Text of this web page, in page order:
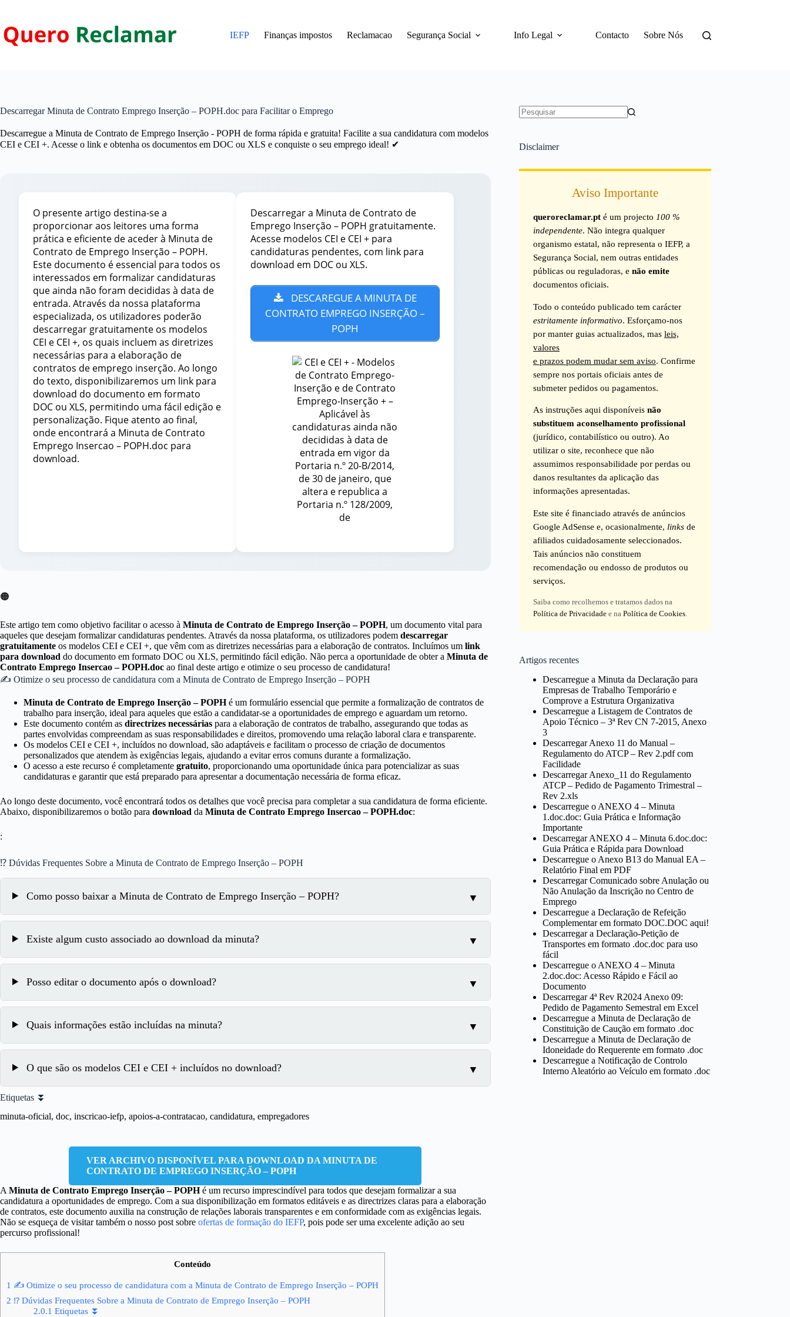
conteúdo
IEFP Finanças impostos Reclamacao Segurança Social Info Legal Contacto Sobre Nós
Descarregar Minuta de Contrato Emprego Inserção – POPH.doc para Facilitar o Emprego
Descarregue a Minuta de Contrato de Emprego Inserção - POPH de forma rápida e gratuita! Facilite a sua candidatura com modelos
CEI e CEI +. Acesse o link e obtenha os documentos em DOC ou XLS e conquiste o seu emprego ideal! ✔
O presente artigo destina-se a
proporcionar aos leitores uma forma
prática e eficiente de aceder à Minuta de
Contrato de Emprego Inserção – POPH.
Este documento é essencial para todos os
interessados em formalizar candidaturas
que ainda não foram decididas à data de
entrada. Através da nossa plataforma
especializada, os utilizadores poderão
descarregar gratuitamente os modelos
CEI e CEI +, os quais incluem as diretrizes
necessárias para a elaboração de
contratos de emprego inserção. Ao longo
do texto, disponibilizaremos um link para
download do documento em formato
DOC ou XLS, permitindo uma fácil edição e
personalização. Fique atento ao final,
onde encontrará a Minuta de Contrato
Emprego Insercao – POPH.doc para
download.
Descarregar a Minuta de Contrato de
Emprego Inserção – POPH gratuitamente.
Acesse modelos CEI e CEI + para
candidaturas pendentes, com link para
download em DOC ou XLS.
DESCAREGUE A MINUTA DE
CONTRATO EMPREGO INSERÇÃO –
POPH
🟠
Este artigo tem como objetivo facilitar o acesso à Minuta de Contrato de Emprego Inserção – POPH, um documento vital para
aqueles que desejam formalizar candidaturas pendentes. Através da nossa plataforma, os utilizadores podem descarregar
gratuitamente os modelos CEI e CEI +, que vêm com as diretrizes necessárias para a elaboração de contratos. Incluímos um link
para download do documento em formato DOC ou XLS, permitindo fácil edição. Não perca a oportunidade de obter a Minuta de
Contrato Emprego Insercao – POPH.doc ao final deste artigo e otimize o seu processo de candidatura!
✍ Otimize o seu processo de candidatura com a Minuta de Contrato de Emprego Inserção – POPH
Minuta de Contrato de Emprego Inserção – POPHé um formulário essencial que permite a formalização de contratos de
trabalho para inserção, ideal para aqueles que estão a candidatar-se a oportunidades de emprego e aguardam um retorno.
Este documento contém as directrizes necessárias para a elaboração de contratos de trabalho, assegurando que todas as
partes envolvidas compreendam as suas responsabilidades e direitos, promovendo uma relação laboral clara e transparente.
Os modelos CEI e CEI +, incluídos no download, são adaptáveis e facilitam o processo de criação de documentos
personalizados que atendem às exigências legais, ajudando a evitar erros comuns durante a formalização.
O acesso a este recurso é completamente gratuito, proporcionando uma oportunidade única para potencializar as suas
candidaturas e garantir que está preparado para apresentar a documentação necessária de forma eficaz.
Ao longo deste documento, você encontrará todos os detalhes que você precisa para completar a sua candidatura de forma eficiente.
Abaixo, disponibilizaremos o botão para download da Minuta de Contrato Emprego Insercao – POPH.doc:
:
⁉ Dúvidas Frequentes Sobre a Minuta de Contrato de Emprego Inserção – POPH
Como posso baixar a Minuta de Contrato de Emprego Inserção – POPH?
Existe algum custo associado ao download da minuta?
Posso editar o documento após o download?
Quais informações estão incluídas na minuta?
O que são os modelos CEI e CEI + incluídos no download?
Etiquetas ⏬
minuta-oficial, doc, inscricao-iefp, apoios-a-contratacao, candidatura, empregadores
VER ARCHIVO DISPONÍVEL PARA DOWNLOAD DA MINUTA DE
CONTRATO DE EMPREGO INSERÇÃO – POPH
A Minuta de Contrato Emprego Inserção – POPHé um recurso imprescindível para todos que desejam formalizar a sua
candidatura a oportunidades de emprego. Com a sua disponibilização em formatos editáveis e as directrizes claras para a elaboração
de contratos, este documento auxilia na construção de relações laborais transparentes e em conformidade com as exigências legais.
Não se esqueça de visitar também o nosso post sobre ofertas de formação do IEFP, pois pode ser uma excelente adição ao seu
percurso profissional!
Conteúdo
1 ✍ Otimize o seu processo de candidatura com a Minuta de Contrato de Emprego Inserção – POPH
2 ⁉ Dúvidas Frequentes Sobre a Minuta de Contrato de Emprego Inserção – POPH
2.0.1 Etiquetas ⏬
Disclaimer
Aviso Importante
queroreclamar.pt é um projecto100 %
independente. Não integra qualquer
organismo estatal, não representa o IEFP, a
Segurança Social, nem outras entidades
públicas ou reguladoras, enão emite
documentos oficiais.
Todo o conteúdo publicado tem carácter
estritamente informativo. Esforçamo-nos
por manter guias actualizados, masleis,
valores
e prazos podem mudar sem aviso. Confirme
sempre nos portais oficiais antes de
submeter pedidos ou pagamentos.
As instruções aqui disponíveisnão
substituem aconselhamento profissional
(jurídico, contabilístico ou outro). Ao
utilizar o site, reconhece que não
assumimos responsabilidade por perdas ou
danos resultantes da aplicação das
informações apresentadas.
Este site é financiado através de anúncios
Google AdSense e, ocasionalmente, links de
afiliados cuidadosamente seleccionados.
Tais anúncios não constituem
recomendação ou endosso de produtos ou
serviços.
Saiba como recolhemos e tratamos dados na
Política de Privacidade e naPolítica de Cookies.
Artigos recentes
Descarregue a Minuta da Declaração para
Empresas de Trabalho Temporário e
Comprove a Estrutura Organizativa
Descarregue a Listagem de Contratos de
Apoio Técnico – 3ª Rev CN 7-2015, Anexo
3
Descarregar Anexo 11 do Manual –
Regulamento do ATCP – Rev 2.pdf com
Facilidade
Descarregar Anexo_11 do Regulamento
ATCP – Pedido de Pagamento Trimestral –
Rev 2.xls
Descarregue o ANEXO 4 – Minuta
1.doc.doc: Guia Prática e Informação
Importante
Descarregar ANEXO 4 – Minuta 6.doc.doc:
Guia Prática e Rápida para Download
Descarregue o Anexo B13 do Manual EA –
Relatório Final em PDF
Descarregar Comunicado sobre Anulação ou
Não Anulação da Inscrição no Centro de
Emprego
Descarregue a Declaração de Refeição
Complementar em formato DOC.DOC aqui!
Descarregar a Declaração-Petição de
Transportes em formato .doc.doc para uso
fácil
Descarregue o ANEXO 4 – Minuta
2.doc.doc: Acesso Rápido e Fácil ao
Documento
Descarregar 4ª Rev R2024 Anexo 09:
Pedido de Pagamento Semestral em Excel
Descarregue a Minuta de Declaração de
Constituição de Caução em formato .doc
Descarregue a Minuta de Declaração de
Idoneidade do Requerente em formato .doc
Descarregue a Notificação de Controlo
Interno Aleatório ao Veículo em formato .doc